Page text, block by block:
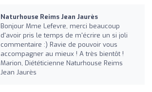
Naturhouse Reims Jean Jaurès
Bonjour Mme Lefevre, merci beaucoup
d'avoir pris le temps de m'écrire un si joli
commentaire :) Ravie de pouvoir vous
accompagner au mieux ! A très bientôt !
Marion, Diététicienne Naturhouse Reims
Jean Jaurès